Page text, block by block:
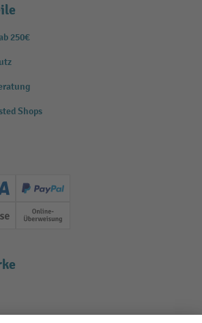
250€
Shops
(Visa)
PayPal
Online-Überweisung